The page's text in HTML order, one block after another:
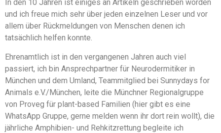
In den 10 Jahren ist einiges an Artikeln geschrieben worden
und ich freue mich sehr über jeden einzelnen Leser und vor
allem über Rückmeldungen von Menschen denen ich
tatsächlich helfen konnte.
Ehrenamtlich ist in den vergangenen Jahren auch viel
passiert, ich bin Ansprechpartner für Neurodermitiker in
München und dem Umland, Teammitglied bei Sunnydays for
Animals e.V./München, leite die Münchner Regionalgruppe
von Proveg für plant-based Familien (hier gibt es eine
WhatsApp Gruppe, gerne melden wenn ihr dort rein wollt), die
jährliche Amphibien- und Rehkitzrettung begleite ich